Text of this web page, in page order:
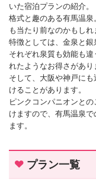
いた宿泊プランの紹介。
格式と趣のある有馬温
も当たり前なのかもしれ
特徴としては、金泉と銀
それぞれ泉質も効能も
れたようなお得さがあり
そして、大阪や神戸に
けることがあります。
ピンクコンパニオンと
けますので、有馬温泉
ます。
プラン一覧